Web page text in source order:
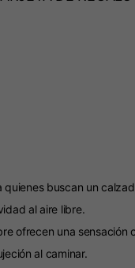
buscan un
al aire libre.
ofrecen una
al caminar.